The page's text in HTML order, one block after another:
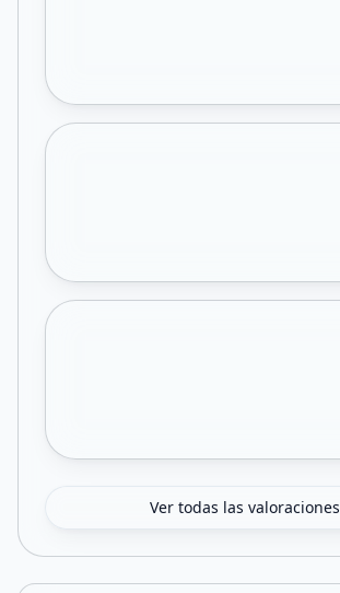
Ver todas las valoraciones